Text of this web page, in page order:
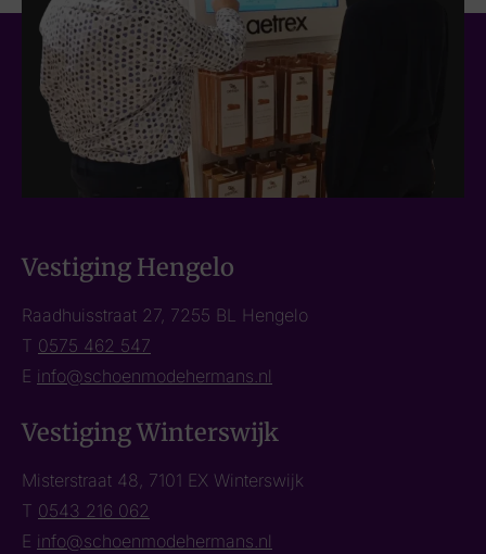
Vestiging Hengelo
Raadhuisstraat 27, 7255 BL Hengelo
T 0575 462 547
E info@schoenmodehermans.nl
Vestiging Winterswijk
Misterstraat 48, 7101 EX Winterswijk
T 0543 216 062
E info@schoenmodehermans.nl